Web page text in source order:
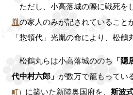
ただし、小高落城の際に戦死を
胤の家人のみが記されていること
「惣領代」光胤の命により、松
松鶴丸らは小高落城ののち 「隠
代中村六郎」 が数万で籠もってい
町） に築いた新陸奥国府を、 斯波